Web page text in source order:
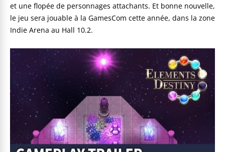
et une flopée de personnages attachants. Et bonne nouvelle,
le jeu sera jouable à la GamesCom cette année, dans la zone
Indie Arena au Hall 10.2.